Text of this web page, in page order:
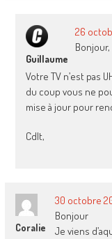
Guillaume
26
Bonjour,
Votre TV n’est pas
du coup vous ne
mise à jour pour
Cdlt,
Coralie
30 octobre
Bonjour
Je viens